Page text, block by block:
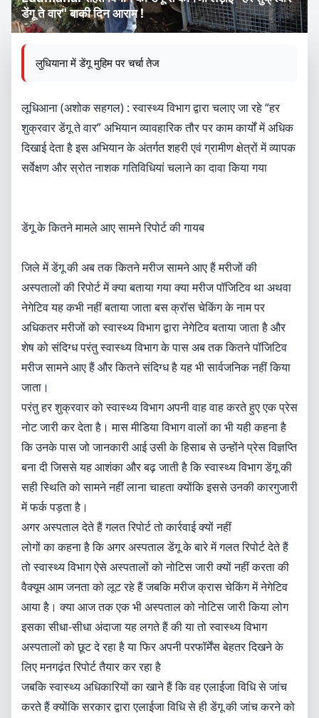
डेंगू ते वार" बाकी दिन आराम !
लुधियाना में डेंगू मुहिम पर चर्चा तेज
लूधिआना (अशोक सहगल) : स्वास्थ्य विभाग द्वारा चलाए जा रहे “हर
शुक्रवार डेंगू ते वार” अभियान व्यावहारिक तौर पर काम कार्यों में अधिक
दिखाई देता है इस अभियान के अंतर्गत शहरी एवं ग्रामीण क्षेत्रों में व्यापक
सर्वेक्षण और स्रोत नाशक गतिविधियां चलाने का दावा किया गया
डेंगू के कितने मामले आए सामने रिपोर्ट की गायब
जिले में डेंगू की अब तक कितने मरीज सामने आए हैं मरीजों की
अस्पतालों की रिपोर्ट में क्या बताया गया क्या मरीज पॉजिटिव था अथवा
नेगेटिव यह कभी नहीं बताया जाता बस क्रॉस चेकिंग के नाम पर
अधिकतर मरीजों को स्वास्थ्य विभाग द्वारा नेगेटिव बताया जाता है और
शेष को संदिग्ध परंतु स्वास्थ्य विभाग के पास अब तक कितने पॉजिटिव
मरीज सामने आए हैं और कितने संदिग्ध है यह भी सार्वजनिक नहीं किया
जाता।
परंतु हर शुक्रवार को स्वास्थ्य विभाग अपनी वाह वाह करते हुए एक प्रेस
नोट जारी कर देता है। मास मीडिया विभाग वालों का भी यही कहना है
कि उनके पास जो जानकारी आई उसी के हिसाब से उन्होंने प्रेस विज्ञप्ति
बना दी जिससे यह आशंका और बढ़ जाती है कि स्वास्थ्य विभाग डेंगू की
सही स्थिति को सामने नहीं लाना चाहता क्योंकि इससे उनकी कारगुजारी
में फर्क पड़ता है।
अगर अस्पताल देते हैं गलत रिपोर्ट तो कार्रवाई क्यों नहीं
लोगों का कहना है कि अगर अस्पताल डेंगू के बारे में गलत रिपोर्ट देते हैं
तो स्वास्थ्य विभाग ऐसे अस्पतालों को नोटिस जारी क्यों नहीं करता की
वैक्यूम आम जनता को लूट रहे हैं जबकि मरीज क्रास चेकिंग में नेगेटिव
आया है। क्या आज तक एक भी अस्पताल को नोटिस जारी किया लोग
इसका सीधा-सीधा अंदाजा यह लगते हैं की या तो स्वास्थ्य विभाग
अस्पतालों को छूट दे रहा है या फिर अपनी परफॉर्मेंस बेहतर दिखने के
लिए मनगढ़ंत रिपोर्ट तैयार कर रहा है
जबकि स्वास्थ्य अधिकारियों का खाने हैं कि वह एलाईजा विधि से जांच
करते हैं क्योंकि सरकार द्वारा एलाईजा विधि से ही डेंगू की जांच करने को